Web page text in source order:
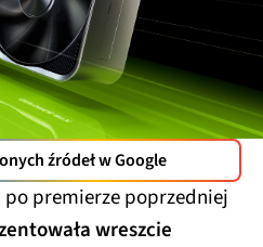
źródeł w Google
premierze poprzedniej
wreszcie